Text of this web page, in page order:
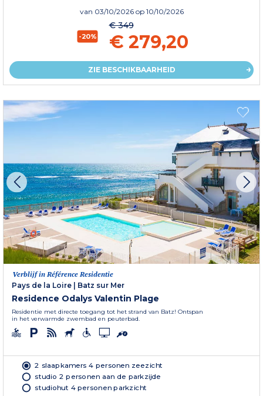
van 03/10/2026 op 10/10/2026
-20%
€ 349
€ 279,20
ZIE BESCHIKBAARHEID
Verblijf in Référence Residentie
Pays de la Loire | Batz sur Mer
Residence Odalys Valentin Plage
Residentie met directe toegang tot het strand van Batz! Ontspan
in het verwarmde zwembad en peuterbad.
2 slaapkamers 4 personen zeezicht
studio 2 personen aan de parkzijde
studiohut 4 personen parkzicht